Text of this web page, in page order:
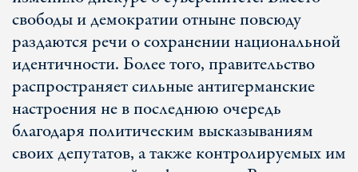
свободы и демократии отныне повсюду
раздаются речи о сохранении национальной
идентичности. Более того, правительство
распространяет сильные антигерманские
настроения не в последнюю очередь
благодаря политическим высказываниям
своих депутатов, а также контролируемых им